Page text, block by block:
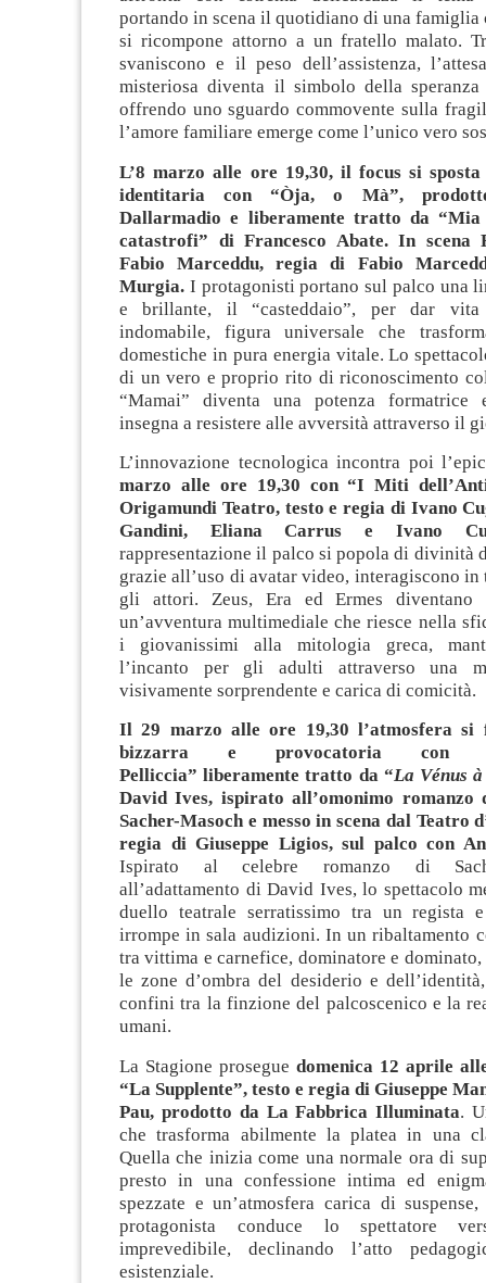
portando in scena il quotidiano di una famiglia
si ricompone attorno a un fratello malato.
svaniscono e il peso dell’assistenza,
misteriosa diventa il simbolo della
offrendo uno sguardo commovente sulla
l’amore familiare emerge come l’unico vero
L’8 marzo alle ore 19,30, il focus si
identitaria con “Òja, o Mà”,
Dallarmadio e liberamente tratto da
catastrofi” di Francesco Abate. In scena
Fabio Marceddu, regia di Fabio
Murgia. I protagonisti portano sul palco una
e brillante, il “casteddaio”, per dar
indomabile, figura universale che
domestiche in pura energia vitale. Lo
di un vero e proprio rito di riconoscimento
“Mamai” diventa una potenza formatrice
insegna a resistere alle avversità attraverso il
L’innovazione tecnologica incontra poi
marzo alle ore 19,30 con “I Miti
Origamundi Teatro, testo e regia di Ivano
Gandini, Eliana Carrus e Ivano
rappresentazione il palco si popola di divinità
grazie all’uso di avatar video, interagiscono in
gli attori. Zeus, Era ed Ermes diventano
un’avventura multimediale che riesce nella
i giovanissimi alla mitologia greca,
l’incanto per gli adulti attraverso una
visivamente sorprendente e carica di comicità.
Il 29 marzo alle ore 19,30 l’atmosfera si
bizzarra e provocatoria con
Pelliccia” liberamente tratto da “La Vénus
David Ives, ispirato all’omonimo romanzo
Sacher-Masoch e messo in scena dal Teatro
regia di Giuseppe Ligios, sul palco con
Ispirato al celebre romanzo di
all’adattamento di David Ives, lo spettacolo
duello teatrale serratissimo tra un regista
irrompe in sala audizioni. In un ribaltamento
tra vittima e carnefice, dominatore e
le zone d’ombra del desiderio e
confini tra la finzione del palcoscenico e la
umani.
La Stagione prosegue domenica 12 aprile
“La Supplente”, testo e regia di Giuseppe
Pau, prodotto da La Fabbrica Illuminata.
che trasforma abilmente la platea in una
Quella che inizia come una normale ora di
presto in una confessione intima ed
spezzate e un’atmosfera carica di
protagonista conduce lo spettatore
imprevedibile, declinando l’atto
esistenziale.